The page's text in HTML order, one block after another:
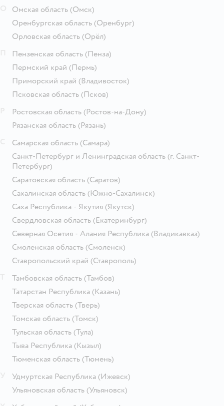
Омская область (Омск)
Оренбургская область (Оренбург)
Орловская область (Орёл)
Пензенская область (Пенза)
Пермский край (Пермь)
Приморский край (Владивосток)
Псковская область (Псков)
Ростовская область (Ростов-на-Дону)
Рязанская область (Рязань)
Самарская область (Самара)
Санкт-Петербург и Ленинградская область (г. Санкт-
Петербург)
Саратовская область (Саратов)
Сахалинская область (Южно-Сахалинск)
Саха Республика - Якутия (Якутск)
Свердловская область (Екатеринбург)
Северная Осетия - Алания Республика (Владикавказ)
Смоленская область (Смоленск)
Ставропольский край (Ставрополь)
Тамбовская область (Тамбов)
Татарстан Республика (Казань)
Тверская область (Тверь)
Томская область (Томск)
Тульская область (Тула)
Тыва Республика (Кызыл)
Тюменская область (Тюмень)
Удмуртская Республика (Ижевск)
Ульяновская область (Ульяновск)